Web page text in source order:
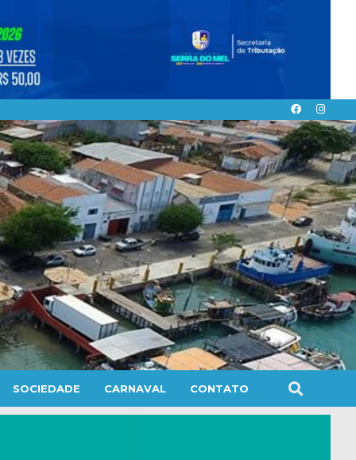
SOCIEDADE CARNAVAL CONTATO